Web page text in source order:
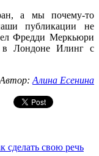
а мы почему-то
публикации не
Фредди Меркьюри
в Лондоне Илинг с
Автор: Алина Есенина